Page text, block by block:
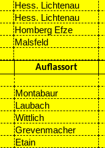
Hess. Lichtenau
Hess. Lichtenau
Homberg Efze
Malsfeld
Auflassort
Montabaur
Laubach
Wittlich
Grevenmacher
Etain